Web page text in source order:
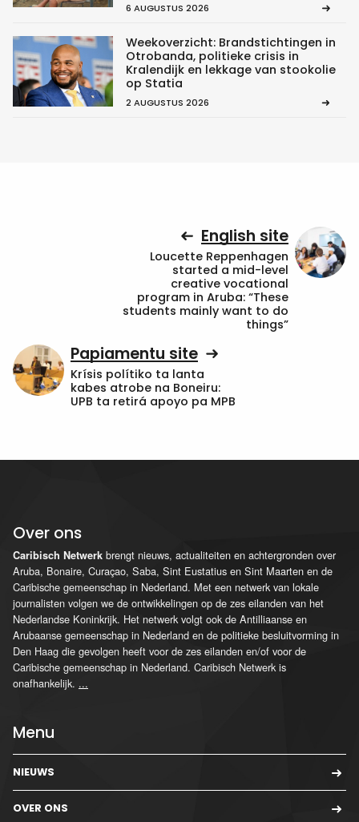
6 AUGUSTUS 2026
Weekoverzicht: Brandstichtingen in
Otrobanda, politieke crisis in
Kralendijk en lekkage van stookolie
op Statia
2 AUGUSTUS 2026
English site
Loucette Reppenhagen
started a mid-level
creative vocational
program in Aruba: “These
students mainly want to do
things”
Papiamentu site
Krísis polítiko ta lanta
kabes atrobe na Boneiru:
UPB ta retirá apoyo pa MPB
Over ons
Caribisch Netwerk brengt nieuws, actualiteiten en achtergronden over
Aruba, Bonaire, Curaçao, Saba, Sint Eustatius en Sint Maarten en de
Caribische gemeenschap in Nederland. Met een netwerk van lokale
journalisten volgen we de ontwikkelingen op de zes eilanden van het
Nederlandse Koninkrijk. Het netwerk volgt ook de Antilliaanse en
Arubaanse gemeenschap in Nederland en de politieke besluitvorming in
Den Haag die gevolgen heeft voor de zes eilanden en/of voor de
Caribische gemeenschap in Nederland. Caribisch Netwerk is
onafhankelijk. ...
Menu
NIEUWS
OVER ONS